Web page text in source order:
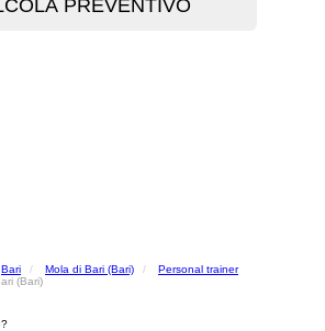
Bari Mola di Bari (Bari)
Personal trainer
(Bari)